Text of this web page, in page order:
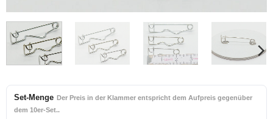
Set-Menge Der Preis in der Klammer entspricht dem Aufpreis gegenüber
dem 10er-Set..